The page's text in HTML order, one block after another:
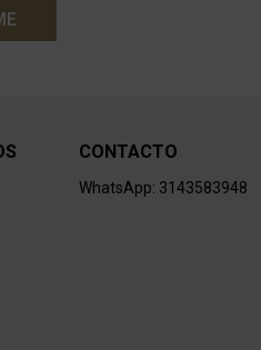
CONTACTO
WhatsApp: 3143583948